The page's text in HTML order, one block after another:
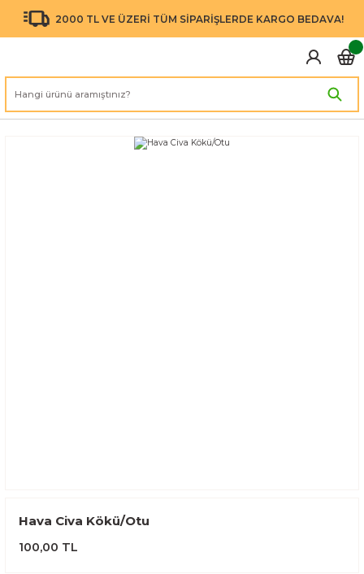
2000 TL VE ÜZERİ TÜM SİPARİŞLERDE KARGO BEDAVA!
Hava Civa Kökü/Otu
100,00 TL